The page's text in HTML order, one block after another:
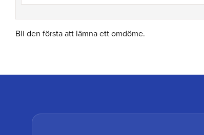
Bli den första att lämna ett omdöme.